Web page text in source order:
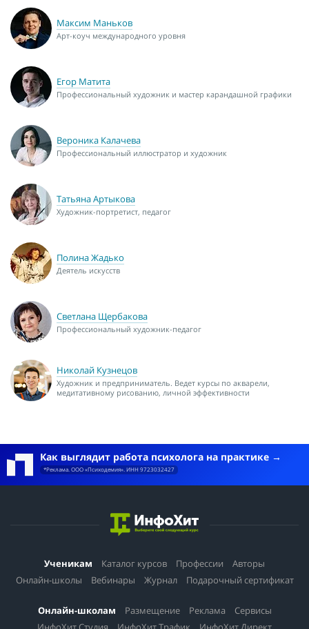
Максим Маньков
Арт-коуч международного уровня
Егор Матита
Профессиональный художник и мастер карандашной графики
Вероника Калачева
Профессиональный иллюстратор и художник
Татьяна Артыкова
Художник-портретист, педагог
Полина Жадько
Деятель искусств
Светлана Щербакова
Профессиональный художник-педагог
Николай Кузнецов
Художник и предприниматель. Ведет курсы по акварели,
медитативному рисованию, личной эффективности
Как выглядит работа психолога на практике
*Реклама. ООО «Психодемия». ИНН 9723032427
Ученикам Каталог курсов Профессии
Авторы
Онлайн-школы
Вебинары Журнал Подарочный сертификат
Онлайн-школам Размещение Реклама
Сервисы